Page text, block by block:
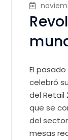
El
celebró
del Retail
que se
del
mesas